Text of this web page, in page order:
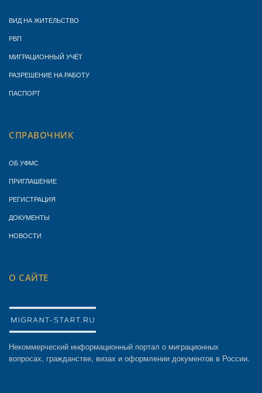
ВИД НА ЖИТЕЛЬСТВО
РВП
МИГРАЦИОННЫЙ УЧЁТ
РАЗРЕШЕНИЕ НА РАБОТУ
ПАСПОРТ
СПРАВОЧНИК
ОБ УФМС
ПРИГЛАШЕНИЕ
РЕГИСТРАЦИЯ
ДОКУМЕНТЫ
НОВОСТИ
О САЙТЕ
Некоммерческий информационный портал о миграционных
вопросах, гражданстве, визах и оформлении документов в России.